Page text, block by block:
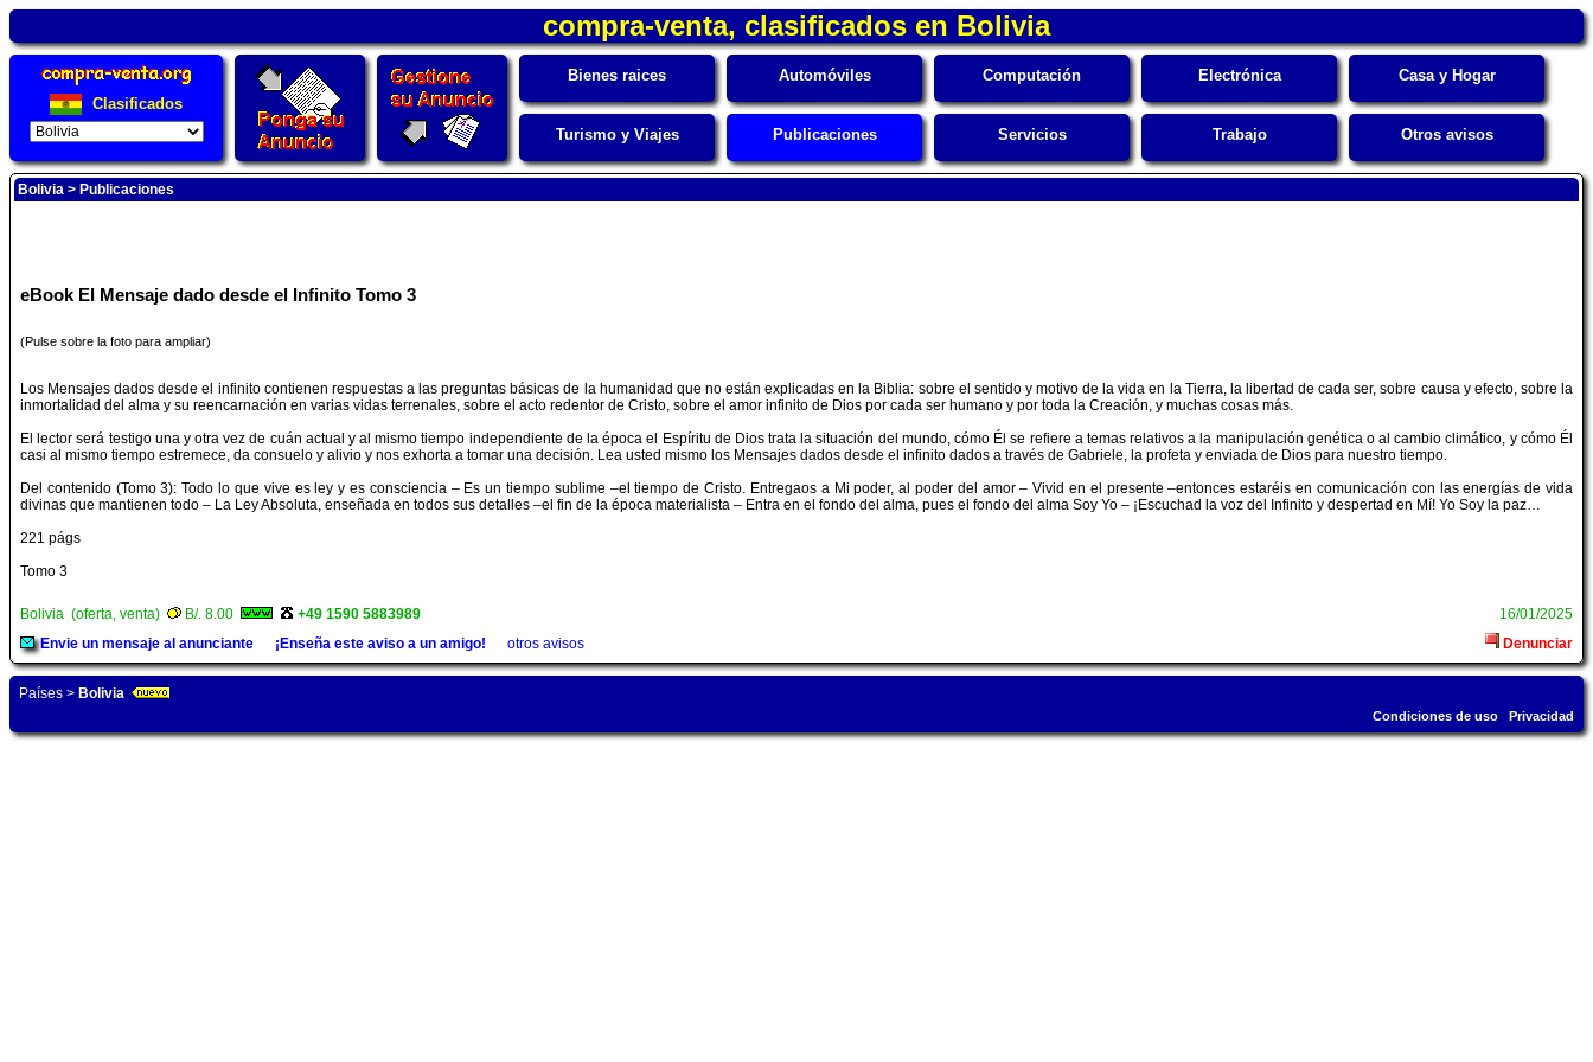
compra-venta, clasificados en Bolivia
Clasificados
Bienes raices Automóviles Computación Electrónica Casa y Hogar
Turismo y Viajes Publicaciones Servicios Trabajo Otros avisos
Bolivia > Publicaciones
eBook El Mensaje dado desde el Infinito Tomo 3
(Pulse sobre la foto para ampliar)
Los Mensajes dados desde el infinito contienen respuestas a las preguntas básicas de la humanidad que no están explicadas en la Biblia: sobre el sentido y motivo de la vida en la Tierra, la libertad de cada ser, sobre causa y efecto, sobre la
inmortalidad del alma y su reencarnación en varias vidas terrenales, sobre el acto redentor de Cristo, sobre el amor infinito de Dios por cada ser humano y por toda la Creación, y muchas cosas más.
El lector será testigo una y otra vez de cuán actual y al mismo tiempo independiente de la época el Espíritu de Dios trata la situación del mundo, cómo Él se refiere a temas relativos a la manipulación genética o al cambio climático, y cómo Él
casi al mismo tiempo estremece, da consuelo y alivio y nos exhorta a tomar una decisión. Lea usted mismo los Mensajes dados desde el infinito dados a través de Gabriele, la profeta y enviada de Dios para nuestro tiempo.
Del contenido (Tomo 3): Todo lo que vive es ley y es consciencia – Es un tiempo sublime –el tiempo de Cristo. Entregaos a Mi poder, al poder del amor – Vivid en el presente –entonces estaréis en comunicación con las energías de vida
divinas que mantienen todo – La Ley Absoluta, enseñada en todos sus detalles –el fin de la época materialista – Entra en el fondo del alma, pues el fondo del alma Soy Yo – ¡Escuchad la voz del Infinito y despertad en Mí! Yo Soy la paz…
221 págs
Tomo 3
Bolivia (oferta, venta) B/. 8.00 +49 1590 5883989
16/01/2025
Envie un mensaje al anunciante
¡Enseña este aviso a un amigo! otros avisos Denunciar
Países > Bolivia
Condiciones de uso Privacidad